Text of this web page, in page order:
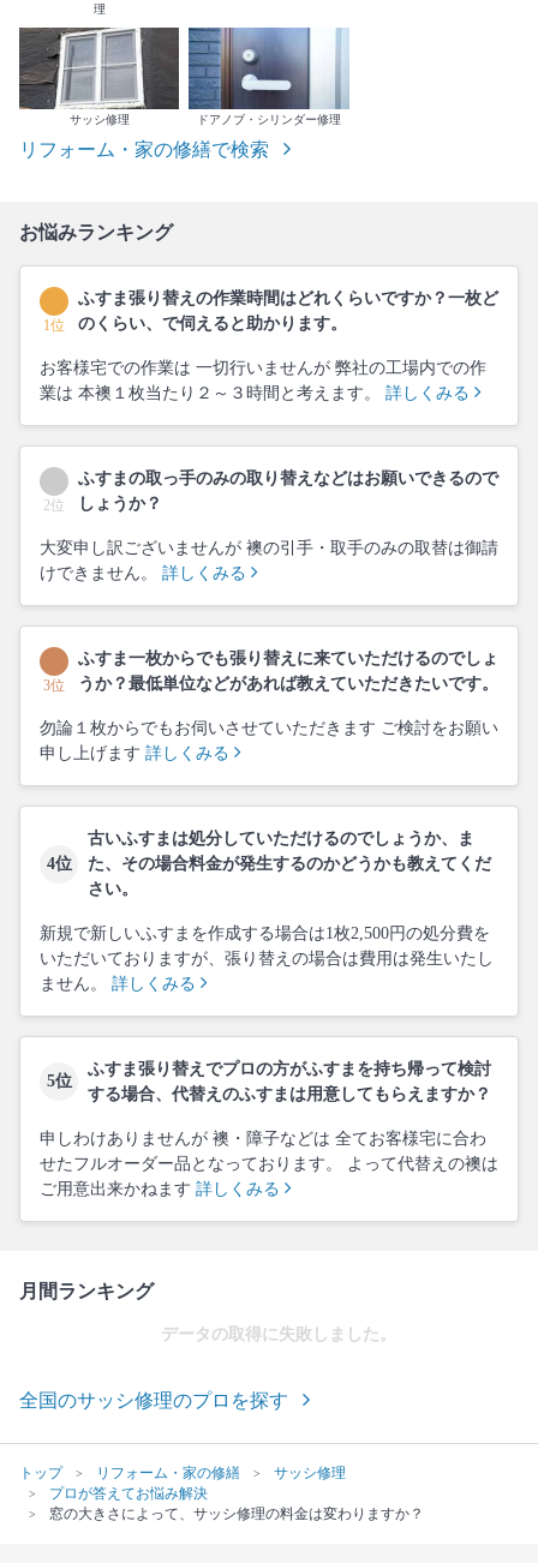
理
サッシ修理 ドアノブ・シリンダー修理
リフォーム・家の修繕で検索
お悩みランキング
1位
ふすま張り替えの作業時間はどれくらいですか？一枚ど
のくらい、で伺えると助かります。
お客様宅での作業は 一切行いませんが 弊社の工場内での作
業は 本襖１枚当たり２～３時間と考えます。 詳しくみる
2位
ふすまの取っ手のみの取り替えなどはお願いできるので
しょうか？
大変申し訳ございませんが 襖の引手・取手のみの取替は御請
けできません。 詳しくみる
3位
ふすま一枚からでも張り替えに来ていただけるのでしょ
うか？最低単位などがあれば教えていただきたいです。
勿論１枚からでもお伺いさせていただきます ご検討をお願い
申し上げます 詳しくみる
4位
古いふすまは処分していただけるのでしょうか、ま
た、その場合料金が発生するのかどうかも教えてくだ
さい。
新規で新しいふすまを作成する場合は1枚2,500円の処分費を
いただいておりますが、張り替えの場合は費用は発生いたし
ません。 詳しくみる
5位
ふすま張り替えでプロの方がふすまを持ち帰って検討
する場合、代替えのふすまは用意してもらえますか？
申しわけありませんが 襖・障子などは 全てお客様宅に合わ
せたフルオーダー品となっております。 よって代替えの襖は
ご用意出来かねます 詳しくみる
月間ランキング
データの取得に失敗しました。
全国のサッシ修理のプロを探す
トップ リフォーム・家の修繕
サッシ修理
プロが答えてお悩み解決
窓の大きさによって、サッシ修理の料金は変わりますか？